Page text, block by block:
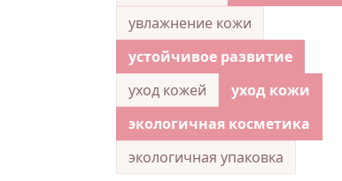
увлажнение кожи
устойчивое развитие
уход кожей
уход кожи
экологичная косметика
экологичная упаковка